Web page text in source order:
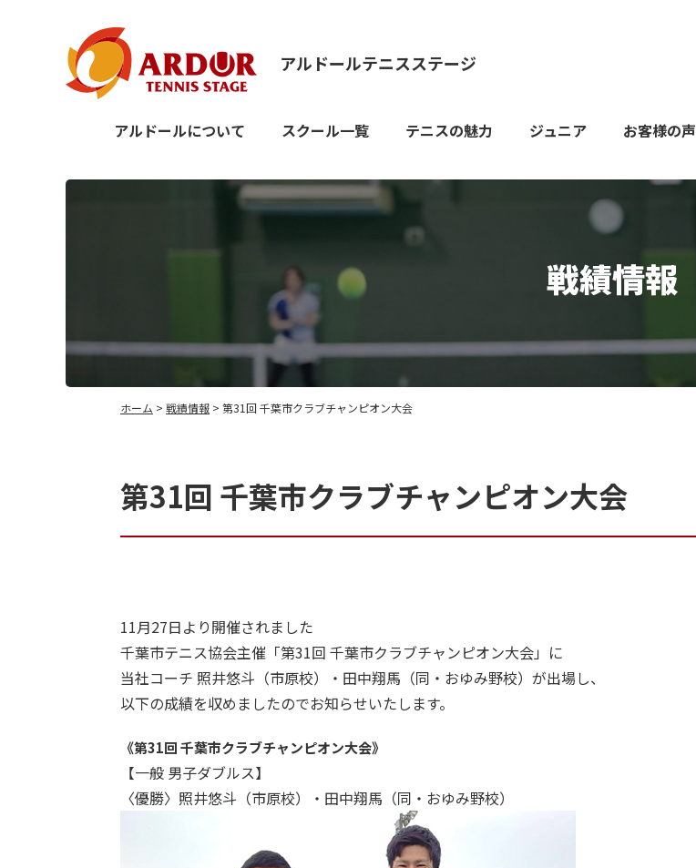
アルドールテニスステージ
アルドールについて スクール一覧 テニスの魅力 ジュニア お客様の声
戦績情報
ホーム > 戦績情報 > 第31回 千葉市クラブチャンピオン大会
第31回 千葉市クラブチャンピオン大会
11月27日より開催されました
千葉市テニス協会主催「第31回 千葉市クラブチャンピオン大会」に
当社コーチ 照井悠斗（市原校）・田中翔馬（同・おゆみ野校）が出場し、
以下の成績を収めましたのでお知らせいたします。
《第31回 千葉市クラブチャンピオン大会》
【一般 男⼦ダブルス】
〈優勝〉照井悠斗（市原校）・田中翔馬（同・おゆみ野校）